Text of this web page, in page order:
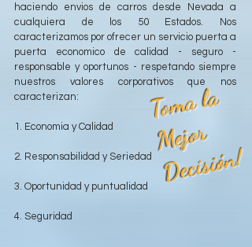
haciendo envios de carros desde Nevada a
cualquiera de los 50 Estados. Nos
caracterizamos por ofrecer un servicio puerta a
puerta economico de calidad - seguro -
responsable y oportunos - respetando siempre
nuestros valores corporativos que nos
caracterizan:
1. Economia y Calidad
2. Responsabilidad y Seriedad
3. Oportunidad y puntualidad
4. Seguridad
T
o
m
a l
a
M
ej
o
r
D
e
ci
si
ó
n!